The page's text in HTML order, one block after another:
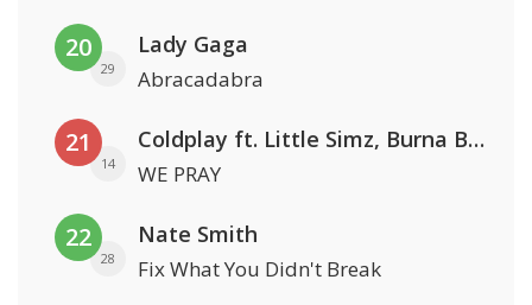
20
29
Lady Gaga
Abracadabra
21
14
Coldplay ft. Little Simz, Burna Boy, Elyanna & Tini
WE PRAY
22
28
Nate Smith
Fix What You Didn't Break